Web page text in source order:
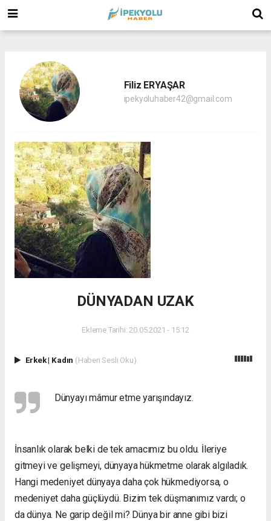
Filiz ERYAŞAR
ipekyoluhaber42@gmail.com
DÜNYADAN UZAK
Ekleme Tarihi: 20.05.2021 - 15:12
Erkek| Kadın (Haberi Sesli Oku)
Dünyayı mâmur etme yarışındayız.
İnsanlık olarak belki de tek amacımız bu oldu. İleriye
gitmeyi ve gelişmeyi, dünyaya hükmetme olarak algıladık.
Hangi medeniyet dünyaya daha çok hükmediyorsa, o
medeniyet daha güçlüydü. Bizim tek düşmanımız vardı; o
da dünya. Ne garip değil mi? Dünya bir anne gibi bizi